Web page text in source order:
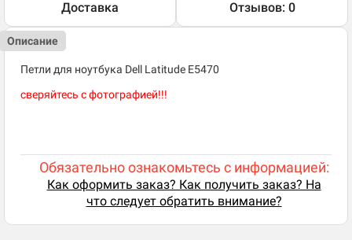
Доставка Отзывов: 0
Описание
Петли для ноутбука Dell Latitude E5470
сверяйтесь с фотографией!!!
Обязательно ознакомьтесь с информацией:
Как оформить заказ? Как получить заказ? На
что следует обратить внимание?